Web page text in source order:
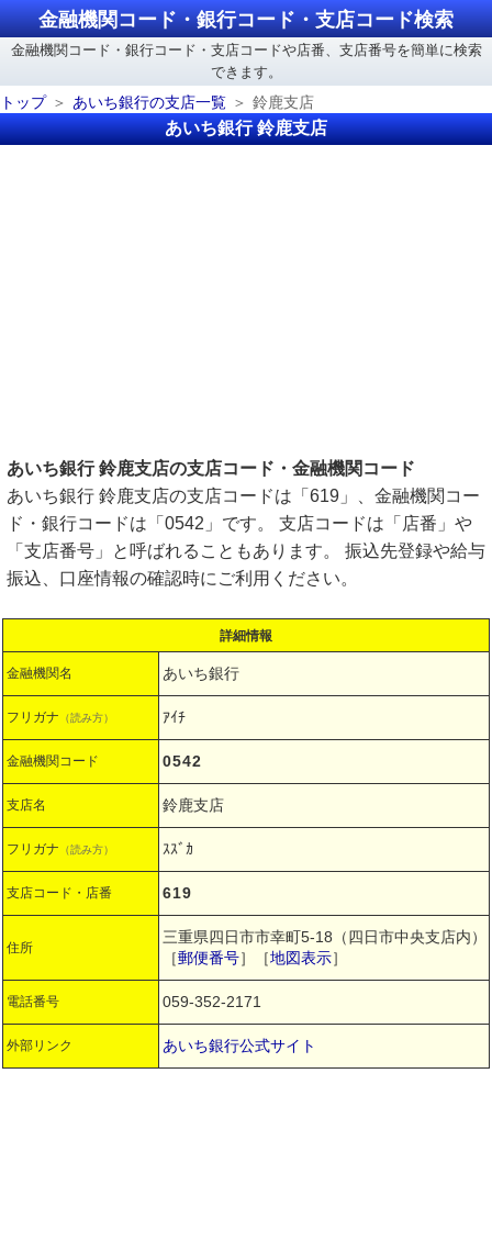
金融機関コード・銀行コード・支店コード検索
金融機関コード・銀行コード・支店コードや店番、支店番号を簡単に検索
できます。
トップ
あいち銀行の支店一覧 鈴鹿支店
あいち銀行 鈴鹿支店
あいち銀行 鈴鹿支店の支店コード・金融機関コード
あいち銀行 鈴鹿支店の支店コードは「619」、金融機関コー
ド・銀行コードは「0542」です。 支店コードは「店番」や
「支店番号」と呼ばれることもあります。 振込先登録や給与
振込、口座情報の確認時にご利用ください。
詳細情報
金融機関名 あいち銀行
フリガナ （読み方） ｱｲﾁ
金融機関コード 0542
支店名 鈴鹿支店
フリガナ （読み方） ｽｽﾞｶ
支店コード・店番 619
住所
三重県四日市市幸町5-18（四日市中央支店内）
［郵便番号］［地図表示］
電話番号 059-352-2171
外部リンク あいち銀行公式サイト